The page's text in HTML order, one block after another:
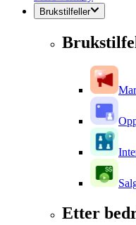
Brukstilfeller
Etter